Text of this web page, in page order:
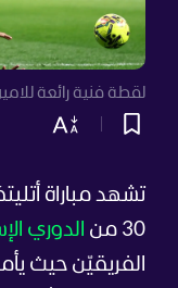
لقطة فنية رائعة
تشهد مباراة
30 من
الدوري
الفريقيّن حيث